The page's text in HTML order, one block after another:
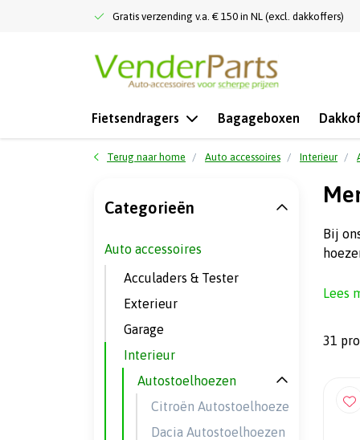
Gratis verzending v.a. € 150 in NL (excl. dakkoffers)
Fietsendragers Bagageboxen
Terug naar home Auto accessoires Interieur
Bij
Lees
31
Categorieën
Auto accessoires
Acculaders & Tester
Exterieur
Garage
Interieur
Autostoelhoezen
Citroën Autostoelhoezen
Dacia Autostoelhoezen